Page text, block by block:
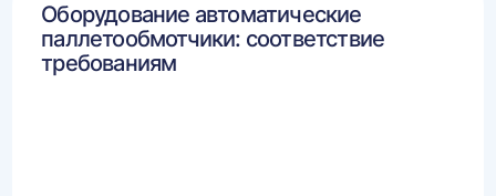
Оборудование автоматические
паллетообмотчики: соответствие
требованиям